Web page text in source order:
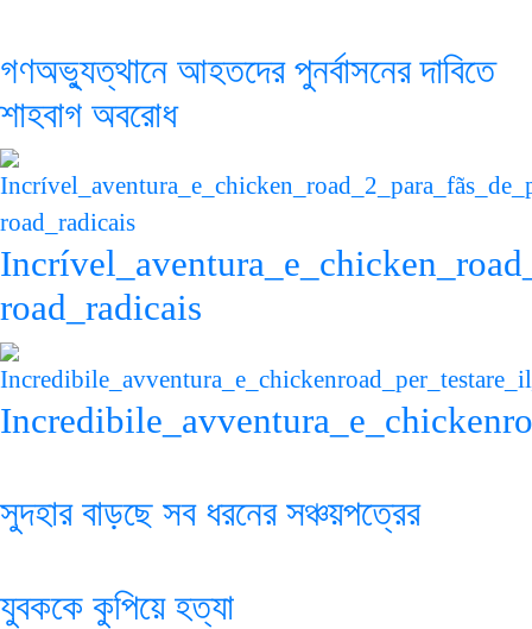
গণঅভ্যুত্থানে আহতদের পুনর্বাসনের দাবিতে
শাহবাগ অবরোধ
road_radicais
সুদহার বাড়ছে সব ধরনের সঞ্চয়পত্রের
যুবককে কুপিয়ে হত্যা